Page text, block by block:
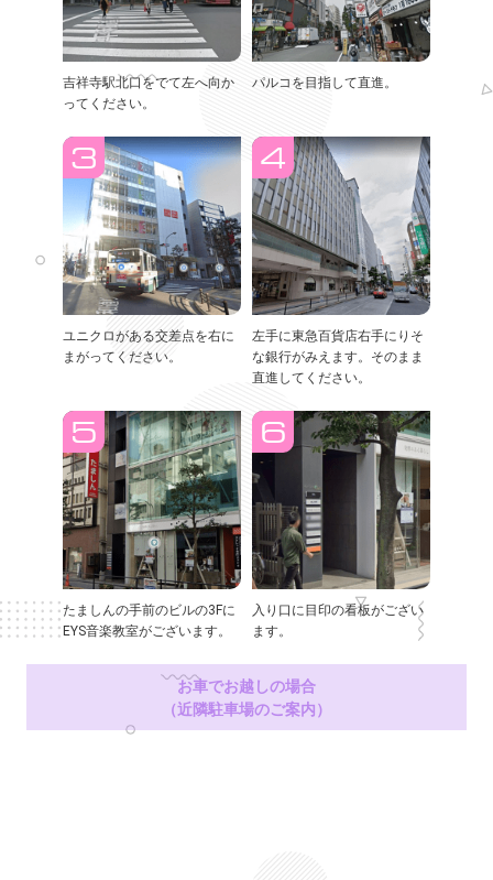
吉祥寺駅北口をでて左へ向か
ってください。
パルコを目指して直進。
ユニクロがある交差点を右に
まがってください。
左手に東急百貨店右手にりそ
な銀行がみえます。そのまま
直進してください。
たましんの手前のビルの3Fに
EYS音楽教室がございます。
入り口に目印の看板がござい
ます。
お車でお越しの場合
（近隣駐車場のご案内）